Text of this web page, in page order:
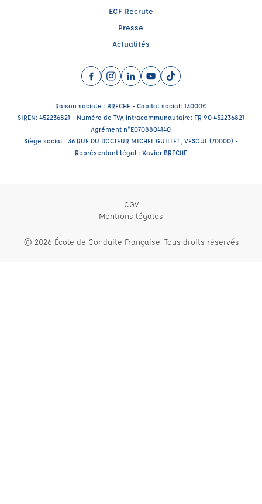
ECF Recrute
Presse
Actualités
Facebook (nouvelle fenêtre)
Instagram (nouvelle fenêtre)
LinkedIn (nouvelle fenêtre)
YouTube (nouvelle fenêtre)
TikTok (nouvelle
Raison sociale : BRECHE - Capital social: 13000€
SIREN: 452236821 - Numéro de TVA intracommunautaire: FR 90 452236821
Agrément n°E0708804140
Siège social : 36 RUE DU DOCTEUR MICHEL GUILLET , VESOUL (70000) -
Représentant légal : Xavier BRECHE
CGV
Mentions légales
© 2026 École de Conduite Française. Tous droits réservés